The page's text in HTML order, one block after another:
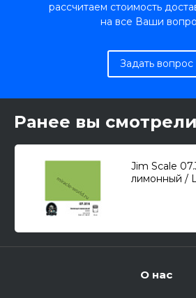
рассчитаем стоимость
на все Ваши
Задать вопрос
Ранее вы смотрели
Jim Scale
лимонный /
О нас